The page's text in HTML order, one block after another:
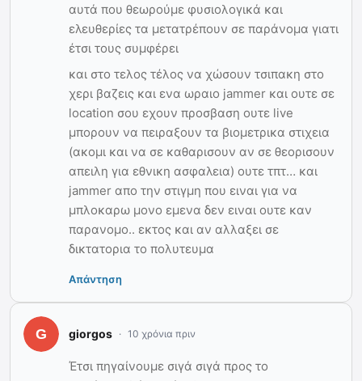
αυτά που θεωρούμε φυσιολογικά και
ελευθερίες τα μετατρέπουν σε παράνομα γιατι
έτσι τους συμφέρει
και στο τελος τέλος να χώσουν τσιπακη στο
χερι βαζεις και ενα ωραιο jammer και ουτε σε
location σου εχουν προσβαση ουτε live
μπορουν να πειραξουν τα βιομετρικα στιχεια
(ακομι και να σε καθαρισουν αν σε θεορισουν
απειλη για εθνικη ασφαλεια) ουτε τπτ… και
jammer απο την στιγμη που ειναι για να
μπλοκαρω μονο εμενα δεν ειναι ουτε καν
παρανομο.. εκτος και αν αλλαξει σε
δικτατορια το πολυτευμα
Απάντηση
giorgos 10 χρόνια πριν
Έτσι πηγαίνουμε σιγά σιγά προς το